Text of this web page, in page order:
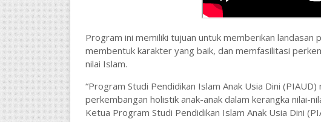
Program ini memiliki tujuan untuk memberikan landasan
membentuk karakter yang baik, dan memfasilitasi
nilai Islam.
“Program Studi Pendidikan Islam Anak Usia Dini
perkembangan holistik anak-anak dalam kerangka nilai-
Ketua Program Studi Pendidikan Islam Anak Usia Dini